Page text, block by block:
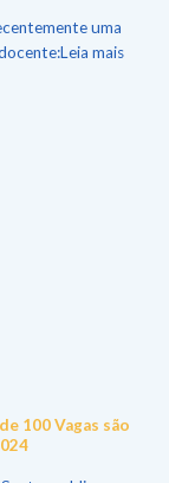
uma
mais
100 Vagas são